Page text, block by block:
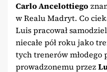
Carlo Ancelottiego
w Realu Madryt. Co
Luis pracował
niecałe pół roku jako
tych trenerów
prowadzonemu przez